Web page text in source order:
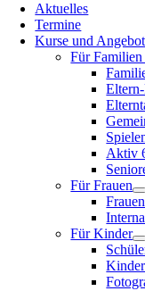
Aktuelles
Termine
Kurse und
Für
Aktiv
Für Frauen
Für Kinder